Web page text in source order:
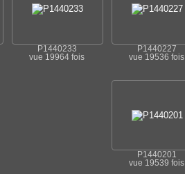
P1440233
vue 19964 fois
P1440227
vue 19536 fois
P1440201
vue 19539 fois